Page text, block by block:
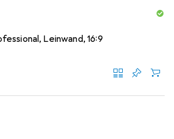
Leinwand, 16:9